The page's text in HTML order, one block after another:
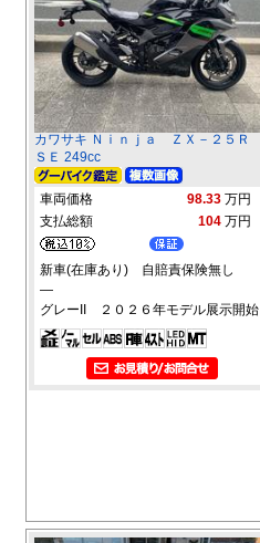
カワサキ Ｎｉｎｊａ ＺＸ－２５Ｒ
ＳＥ 249cc
車両価格 98.33 万円
支払総額
104 万円
新車(在庫あり) 自賠責保険無し
―
グレーII ２０２６年モデル展示開始